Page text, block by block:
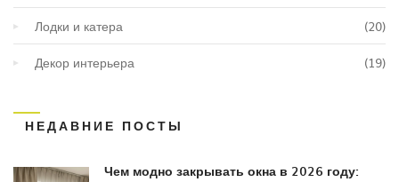
Лодки и катера (20)
Декор интерьера (19)
НЕДАВНИЕ ПОСТЫ
Чем модно закрывать окна в 2026 году: